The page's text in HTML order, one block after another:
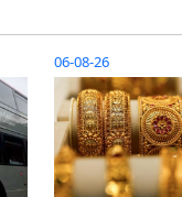
06-08-26